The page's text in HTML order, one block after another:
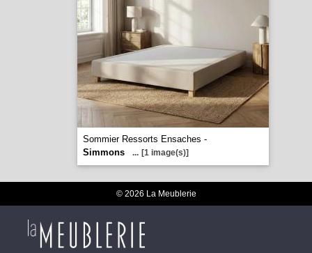
Sommier Ressorts Ensaches -
Simmons
... [1 image(s)]
© 2026 La Meublerie